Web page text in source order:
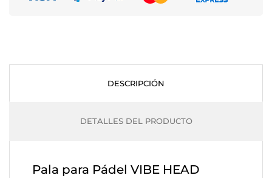
DESCRIPCIÓN
DETALLES DEL PRODUCTO
Pala para Pádel VIBE HEAD